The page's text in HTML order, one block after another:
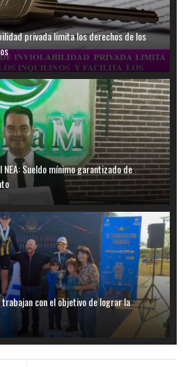
privada limita los derechos de los
Sueldo mínimo garantizado de
con el objetivo de lograr la